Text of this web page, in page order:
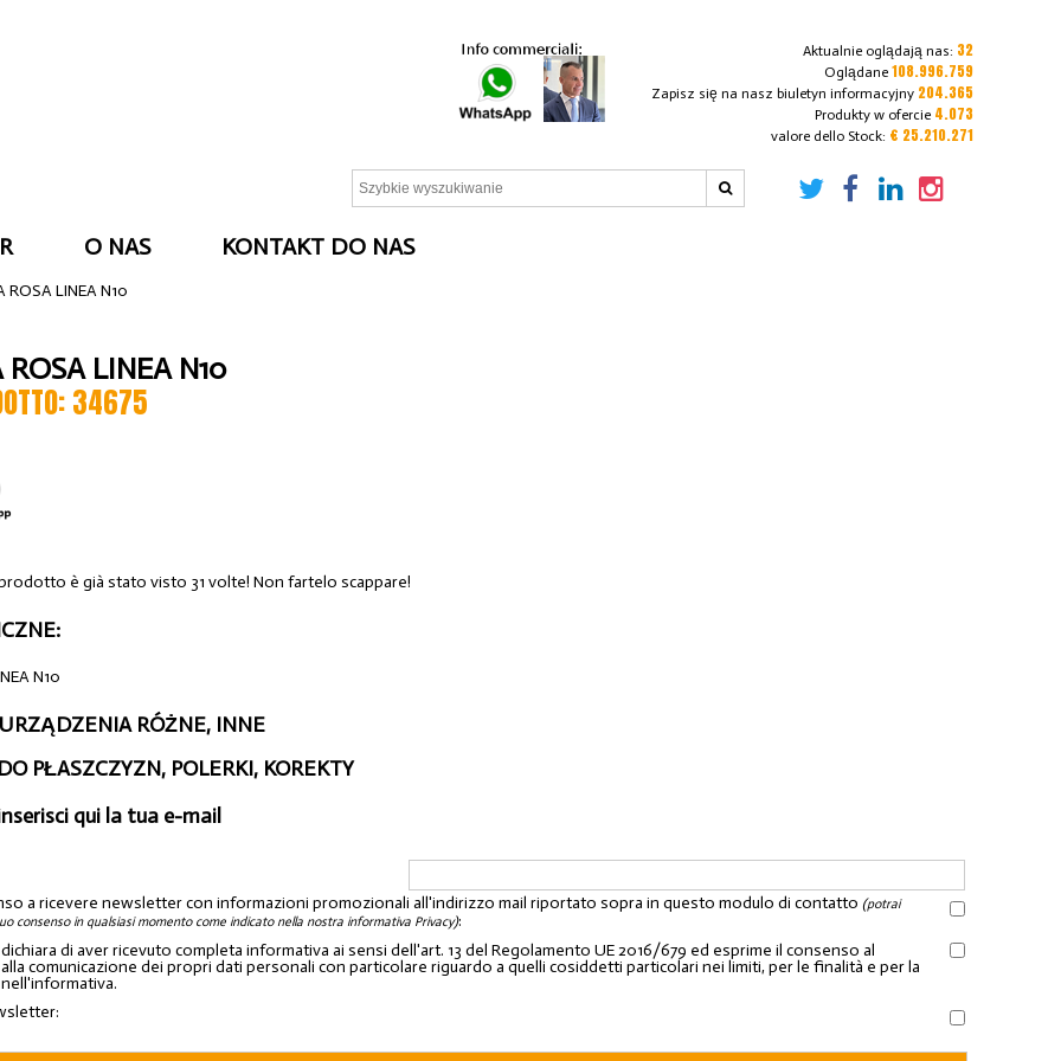
Aktualnie oglądają nas: 32
Oglądane 108.996.759
Zapisz się na nasz biuletyn informacyjny 204.365
Produkty w ofercie 4.073
valore dello Stock: € 25.210.271
O NAS KONTAKT DO NAS
ROSA LINEA N10
ROSA LINEA N10
34675
è già stato visto 31 volte! Non fartelo scappare!
N10
RÓŻNE, INNE
PŁASZCZYZN, POLERKI, KOREKTY
qui la tua e-mail
a ricevere newsletter con informazioni promozionali all'indirizzo mail riportato sopra in questo modulo di contatto (potrai
consenso in qualsiasi momento come indicato nella nostra informativa Privacy):
di aver ricevuto completa informativa ai sensi dell'art. 13 del Regolamento UE 2016/679 ed esprime il consenso al
comunicazione dei propri dati personali con particolare riguardo a quelli cosiddetti particolari nei limiti, per le finalità e per la